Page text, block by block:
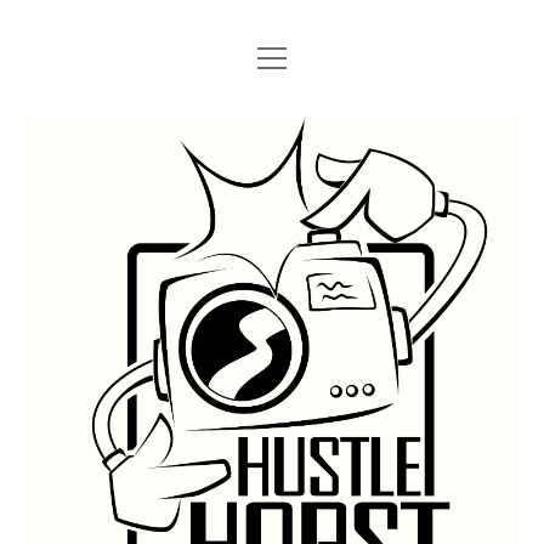
STARTSEITE
BERLIN GRAFFITI
Menü
öffnen
BERLIN BOMBINGS
BERLIN SUBWAY
BERLIN S-BAHN
TRAINS
LEGAL WALLS
HOTTER FRAGT…
ROSTOCK
REGIO
GÜTER
ATHENS GRAFFITI Menü
öffnen
ATHENS TRAINS
Menü
öffnen
Hustlehorst